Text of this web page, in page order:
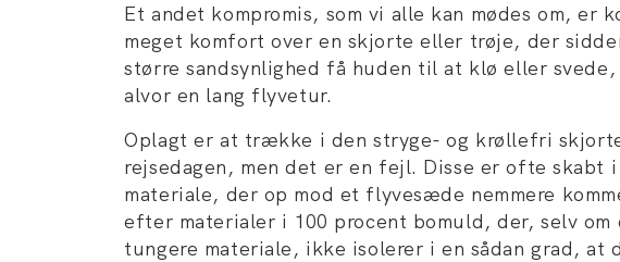
Et andet kompromis, som vi alle kan mødes om, er
meget komfort over en skjorte eller trøje, der
større sandsynlighed få huden til at klø eller
alvor en lang flyvetur.
Oplagt er at trække i den stryge- og krøllefri
rejsedagen, men det er en fejl. Disse er ofte skabt
materiale, der op mod et flyvesæde nemmere
efter materialer i 100 procent bomuld, der, selv
tungere materiale, ikke isolerer i en sådan grad, at